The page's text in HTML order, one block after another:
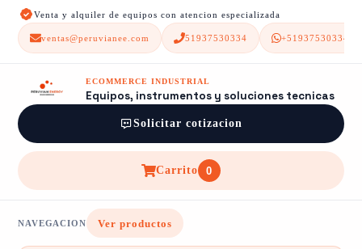
Venta y alquiler de equipos con atencion especializada
ventas@peruvianee.com 51937530334 +51937530334
ECOMMERCE INDUSTRIAL
Equipos, instrumentos y soluciones tecnicas
Solicitar cotizacion
Carrito 0
NAVEGACION Ver productos